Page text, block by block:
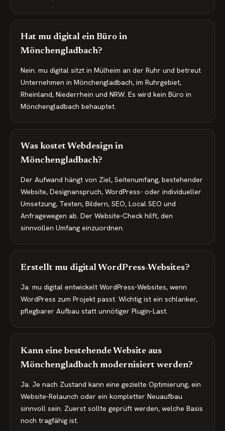
Hat mu digital ein Büro in
Mönchengladbach?
Nein. mu digital sitzt in Mülheim an der Ruhr und betreut
Unternehmen in Mönchengladbach, im Ruhrgebiet,
Rheinland, Niederrhein und NRW. Es wird kein Büro in
Mönchengladbach behauptet.
Was kostet Webdesign in
Mönchengladbach?
Der Aufwand hängt von Ziel, Seitenumfang, bestehender
Website, Designanspruch, WordPress- oder individueller
Umsetzung, Texten, Bildern, SEO, Local SEO und
Anfragewegen ab. Der Website-Check hilft, den
sinnvollen Umfang einzuordnen.
Erstellt mu digital WordPress-Websites?
Ja. mu digital entwickelt WordPress-Websites, wenn
WordPress zum Projekt passt. Wichtig ist ein schlanker,
pflegbarer Aufbau statt unnötiger Plugin-Last.
Kann eine bestehende Website aus
Mönchengladbach modernisiert werden?
Ja. Je nach Zustand kann eine gezielte Optimierung, ein
Website-Relaunch oder ein kompletter Neuaufbau
sinnvoll sein. Zuerst sollte geprüft werden, welche Basis
noch tragfähig ist.